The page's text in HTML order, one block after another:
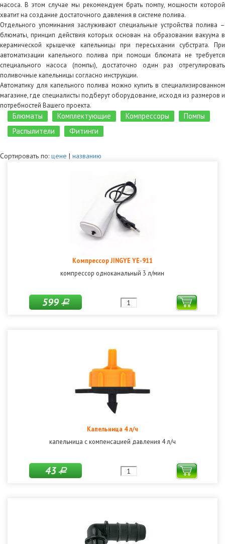
насоса. В этом случае мы рекомендуем брать помпу, мощности которой
хватит на создание достаточного давления в системе полива.
Отдельного упоминания заслуживают специальные устройства полива –
блюматы, принцип действия которых основан на образовании вакуума в
керамической крышечке капельницы при пересыхании субстрата. При
автоматизации капельного полива при помощи блюмата не требуется
специального насоса (помпы), достаточно один раз отрегулировать
поливочные капельницы согласно инструкции.
Автоматику для капельного полива можно купить в специализированном
магазине, где специалисты подберут оборудование, исходя из размеров и
потребностей Вашего проекта.
Блюматы Комплектующие Компрессоры
Помпы
Распылители
Фитинги
Сортировать по: цене | названию
Компрессор JINGYE YE-911
компрессор одноканальный 3 л/мин
599Р
Капельница 4 л/ч
капельница с компенсацией давления 4 л/ч
43Р